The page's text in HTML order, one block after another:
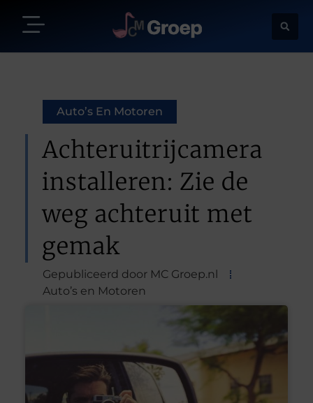
Auto’s En Motoren
Achteruitrijcamera
installeren: Zie de
weg achteruit met
gemak
Gepubliceerd door MC Groep.nl
Auto’s en Motoren